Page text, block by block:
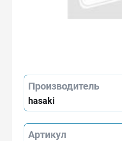
Производитель
hasaki
Артикул